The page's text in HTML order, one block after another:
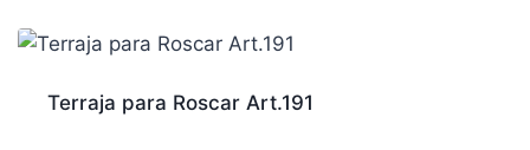
Terraja para Roscar Art.191